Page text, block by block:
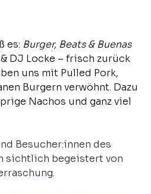
es: Burger, Beats & Buenas
DJ Locke – frisch zurück
uns mit Pulled Pork,
Burgern verwöhnt. Dazu
Nachos und ganz viel
Besucher:innen des
sichtlich begeistert von